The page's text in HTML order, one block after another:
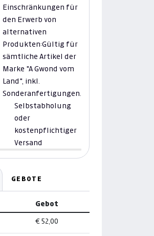
Einschränkungen für
den Erwerb von
alternativen
Produkten:Gültig für
sämtliche Artikel der
Marke "A Gwond vom
Land", inkl.
Sonderanfertigungen.
Selbstabholung
oder
kostenpflichtiger
Versand
GEBOTE
Gebot
€ 52,00